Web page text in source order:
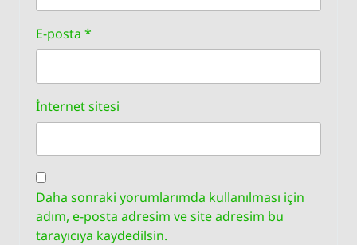
E-posta *
İnternet sitesi
Daha sonraki yorumlarımda kullanılması için
adım, e-posta adresim ve site adresim bu
tarayıcıya kaydedilsin.